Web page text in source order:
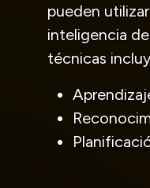
pueden
inteligencia
técnicas